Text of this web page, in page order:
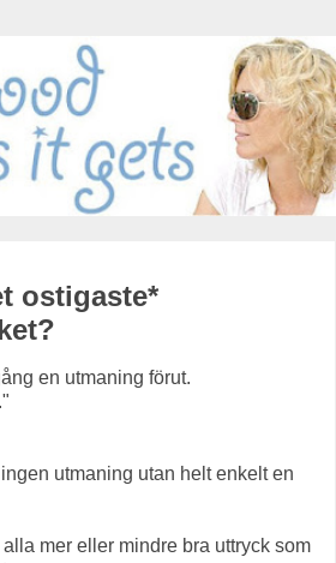
ostigaste*
en utmaning förut.
utmaning utan helt enkelt en
mer eller mindre bra uttryck som